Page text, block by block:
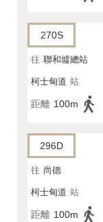
270S
往 聯和墟總站
柯士甸道 站
距離 100m
296D
往 尚德
柯士甸道 站
距離 100m